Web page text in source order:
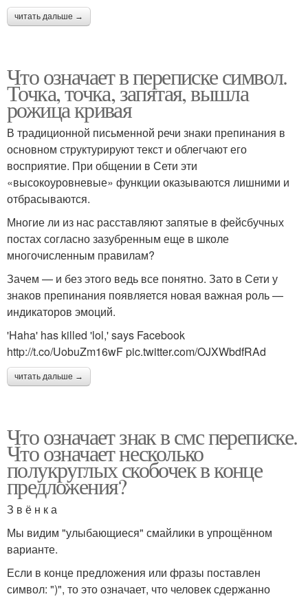
читать дальше →
Что означает в переписке символ.
Точка, точка, запятая, вышла
рожица кривая
В традиционной письменной речи знаки препинания в
основном структурируют текст и облегчают его
восприятие. При общении в Сети эти
«высокоуровневые» функции оказываются лишними и
отбрасываются.
Многие ли из нас расставляют запятые в фейсбучных
постах согласно зазубренным еще в школе
многочисленным правилам?
Зачем — и без этого ведь все понятно. Зато в Сети у
знаков препинания появляется новая важная роль —
индикаторов эмоций.
'Haha' has killed 'lol,' says Facebook
http://t.co/UobuZm16wF pic.twitter.com/OJXWbdfRAd
читать дальше →
Что означает знак в смс переписке.
Что означает несколько
полукруглых скобочек в конце
предложения?
З в ё н к а
Мы видим "улыбающиеся" смайлики в упрощённом
варианте.
Если в конце предложения или фразы поставлен
символ: ")", то это означает, что человек сдержанно